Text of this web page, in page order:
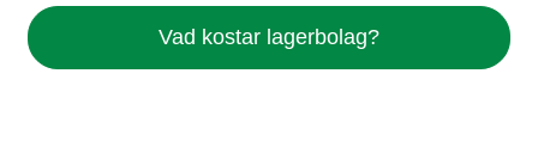
Vad kostar lagerbolag?